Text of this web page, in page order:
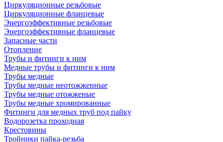
Циркуляционные резьбовые
Циркуляционные фланцевые
Энергоэффективные резьбовые
Энергоэффективные фланцевые
Запасные части
Отопление
Трубы и фитинги к ним
Медные трубы и фитинги к ним
Трубы медные
Трубы медные неотожженные
Трубы медные отожженые
Трубы медные хромированные
Фитинги для медных труб под пайку
Водорозетка проходная
Крестовины
Тройники пайка-резьба